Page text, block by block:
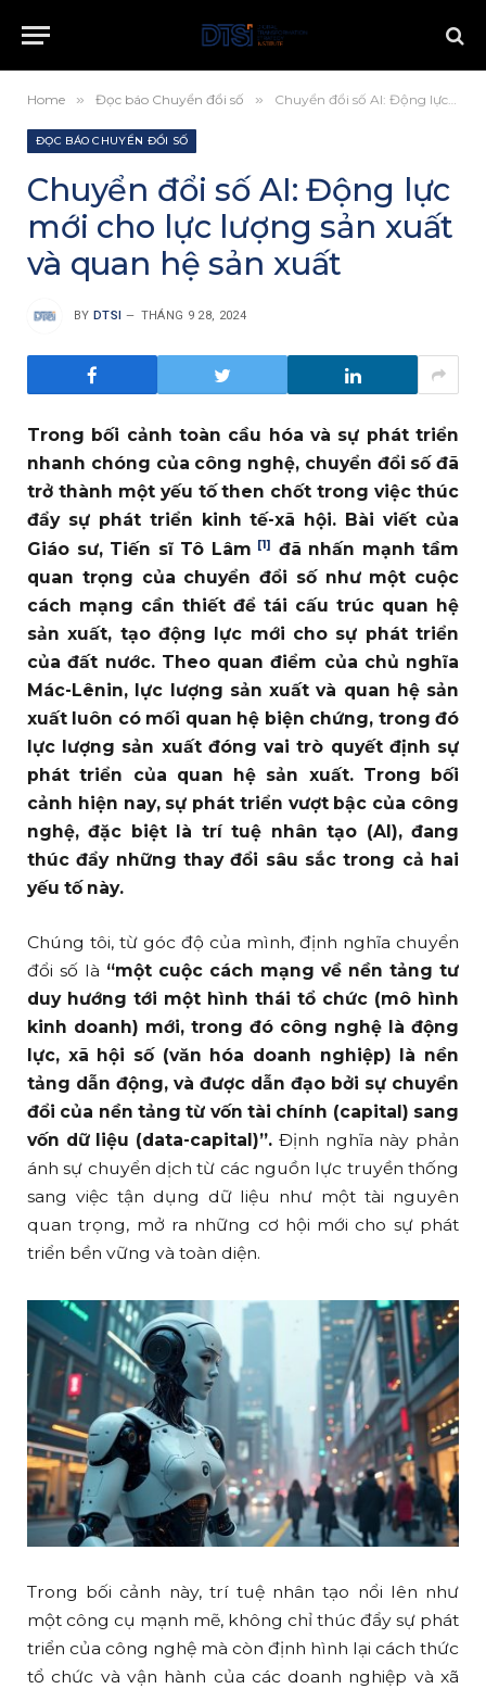
Home » Đọc báo Chuyển đổi số » Chuyển đổi số AI: Động lực mới cho lực lượng sản xuất và quan hệ sản xuất
ĐỌC BÁO CHUYỂN ĐỔI SỐ
Chuyển đổi số AI: Động lực
mới cho lực lượng sản xuất
và quan hệ sản xuất
BY DTSI THÁNG 9 28, 2024
Trong bối cảnh toàn cầu hóa và sự phát triển
nhanh chóng của công nghệ, chuyển đổi số đã
trở thành một yếu tố then chốt trong việc thúc
đẩy sự phát triển kinh tế-xã hội. Bài viết của
Giáo sư, Tiến sĩ Tô Lâm [1] đã nhấn mạnh tầm
quan trọng của chuyển đổi số như một cuộc
cách mạng cần thiết để tái cấu trúc quan hệ
sản xuất, tạo động lực mới cho sự phát triển
của đất nước. Theo quan điểm của chủ nghĩa
Mác-Lênin, lực lượng sản xuất và quan hệ sản
xuất luôn có mối quan hệ biện chứng, trong đó
lực lượng sản xuất đóng vai trò quyết định sự
phát triển của quan hệ sản xuất. Trong bối
cảnh hiện nay, sự phát triển vượt bậc của công
nghệ, đặc biệt là trí tuệ nhân tạo (AI), đang
thúc đẩy những thay đổi sâu sắc trong cả hai
yếu tố này.
Chúng tôi, từ góc độ của mình, định nghĩa chuyển
đổi số là “một cuộc cách mạng về nền tảng tư
duy hướng tới một hình thái tổ chức (mô hình
kinh doanh) mới, trong đó công nghệ là động
lực, xã hội số (văn hóa doanh nghiệp) là nền
tảng dẫn động, và được dẫn đạo bởi sự chuyển
đổi của nền tảng từ vốn tài chính (capital) sang
vốn dữ liệu (data-capital)”. Định nghĩa này phản
ánh sự chuyển dịch từ các nguồn lực truyền thống
sang việc tận dụng dữ liệu như một tài nguyên
quan trọng, mở ra những cơ hội mới cho sự phát
triển bền vững và toàn diện.
Trong bối cảnh này, trí tuệ nhân tạo nổi lên như
một công cụ mạnh mẽ, không chỉ thúc đẩy sự phát
triển của công nghệ mà còn định hình lại cách thức
tổ chức và vận hành của các doanh nghiệp và xã